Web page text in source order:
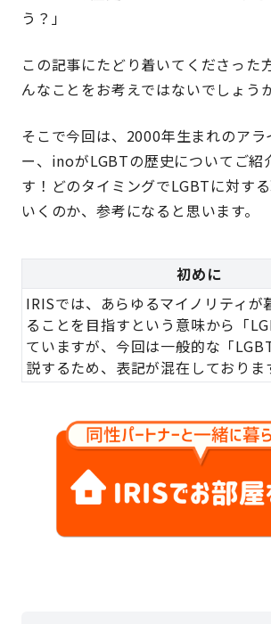
う？」
この記事にたどり着いてくださった
んなことをお考えではないでしょう
そこで今回は、2000年生まれのアラ
ー、inoがLGBTの歴史についてご紹
す！どのタイミングでLGBTに対す
いくのか、参考になると思います。
初めに
IRISでは、あらゆるマイノリティが
ることを目指すという意味から「
ていますが、今回は一般的な「
説するため、表記が混在しておりま